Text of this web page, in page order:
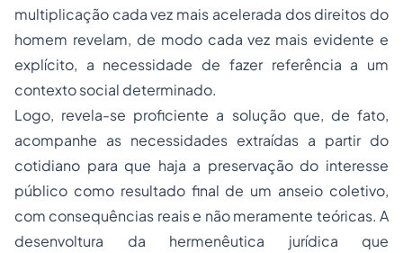
multiplicação cada vez mais acelerada dos direitos do
homem revelam, de modo cada vez mais evidente e
explícito, a necessidade de fazer referência a um
contexto social determinado.
Logo, revela-se proficiente a solução que, de fato,
acompanhe as necessidades extraídas a partir do
cotidiano para que haja a preservação do interesse
público como resultado final de um anseio coletivo,
com consequências reais e não meramente teóricas. A
desenvoltura da hermenêutica jurídica que